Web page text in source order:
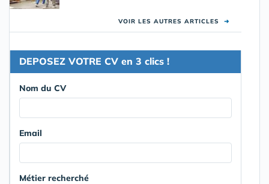
VOIR LES AUTRES ARTICLES ➜
DEPOSEZ VOTRE CV en 3 clics !
Nom du CV
Email
Métier recherché